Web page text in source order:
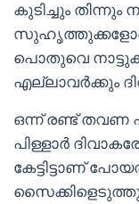
കുടിച്ചും തിന്നും
പൊതുവെ
എല്ലാവർക്കും
ഒന്ന് രണ്ട്
പിള്ളാർ
കേട്ടിട്ടാണ്
സൈക്കിളെടുത്തു